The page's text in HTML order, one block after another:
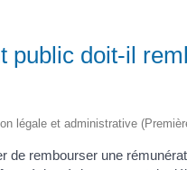
public doit-il
légale et administrative
de rembourser une